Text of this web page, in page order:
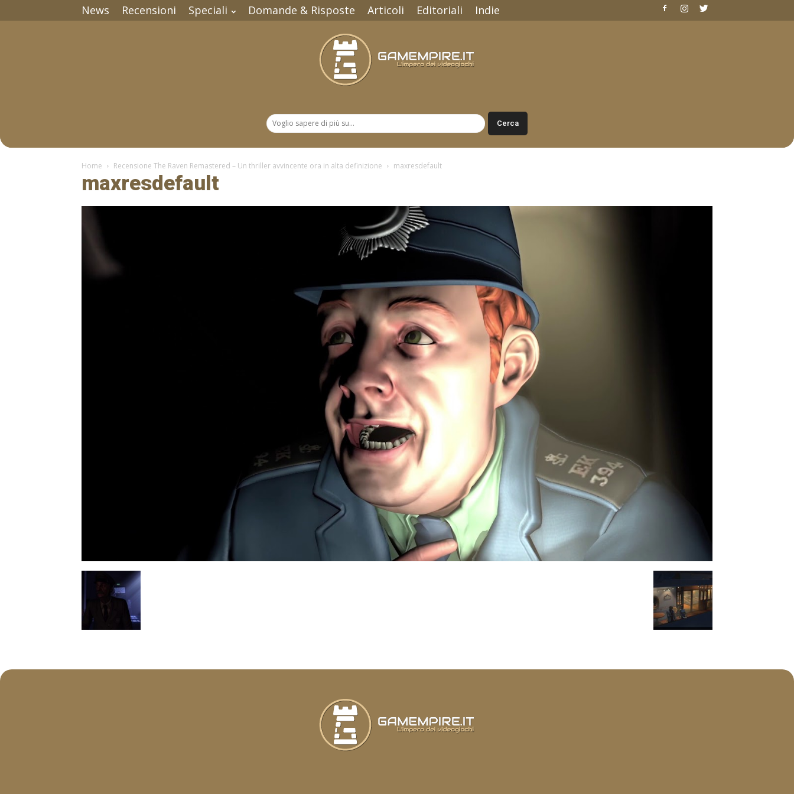
News Recensioni Speciali Domande & Risposte Articoli Editoriali Indie
Home Recensione The Raven Remastered – Un thriller avvincente ora in alta definizione maxresdefault
maxresdefault